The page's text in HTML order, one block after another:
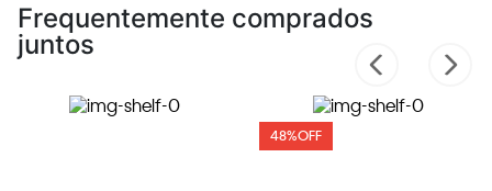
Frequentemente comprados
juntos
48%OFF